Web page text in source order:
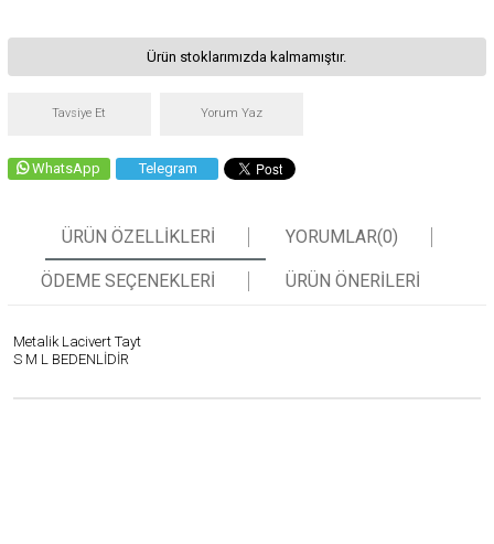
Ürün stoklarımızda kalmamıştır.
Tavsiye Et Yorum Yaz
WhatsApp Telegram
ÜRÜN ÖZELLIKLERI YORUMLAR(0)
ÖDEME SEÇENEKLERI ÜRÜN ÖNERILERI
Metalik Lacivert Tayt
S M L BEDENLİDİR